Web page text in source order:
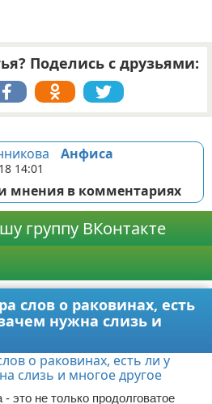
Поделись с друзьями:
Анфиса
14:01
мнения в комментариях
группу ВКонтакте
слов о раковинах, есть
нужна слизь и
это не только продолговатое